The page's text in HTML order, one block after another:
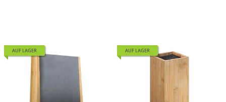
AUF LAGER AUF LAGER